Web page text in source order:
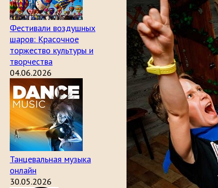
Фестивали воздушных
шаров: Красочное
торжество культуры и
творчества
04.06.2026
Танцевальная музыка
онлайн
30.05.2026